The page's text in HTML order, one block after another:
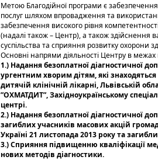
Метою Благодійної програми є
послуг шляхом впровадження та
забезпечення високого рівня
(надалі також – Центр), а також здійснення
суспільства та сприяння розвитку охорони
Основні напрями діяльності Центру в межах
1.) Надання безоплатної діагностичної
ургентним хворим дітям, які знаходяться
дитячій клінічній лікарні, Львівській
”ОХМАТДИТ”, Західноукраїнському
центрі.
2.) Надання безоплатної діагностичної
загиблих учасників масових акцій
Україні 21 листопада 2013 року та
3.) Сприяння підвищенню кваліфікації
нових методів діагностики.